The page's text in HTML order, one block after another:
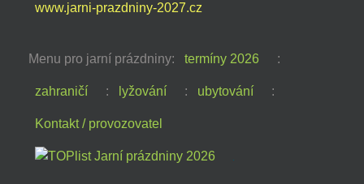
www.jarni-prazdniny-2027.cz
Menu pro jarní prázdniny: termíny 2026 :
zahraničí : lyžování : ubytování :
Kontakt / provozovatel